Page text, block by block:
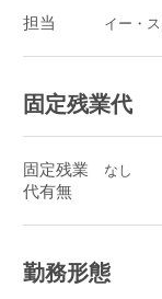
担当 イー・
固定残業代
固定残業
代有無
なし
勤務形態